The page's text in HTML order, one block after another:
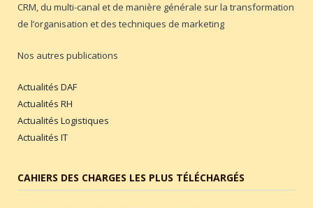
CRM, du multi-canal et de manière générale sur la transformation
de l’organisation et des techniques de marketing
Nos autres publications
Actualités DAF
Actualités RH
Actualités Logistiques
Actualités IT
CAHIERS DES CHARGES LES PLUS TÉLÉCHARGÉS